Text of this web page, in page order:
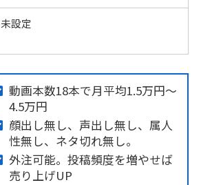
未設定
動画本数18本で月平均1.5万円～
4.5万円
顔出し無し、声出し無し、属人
性無し、ネタ切れ無し。
外注可能。投稿頻度を増やせば
売り上げUP